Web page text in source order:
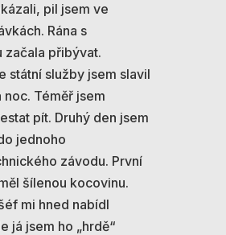
pil jsem ve
Rána s
začala přibývat.
státní služby jsem slavil
noc. Téměř jsem
pít. Druhý den jsem
jednoho
závodu. První
šílenou kocovinu.
mi hned nabídl
já jsem ho „hrdě“